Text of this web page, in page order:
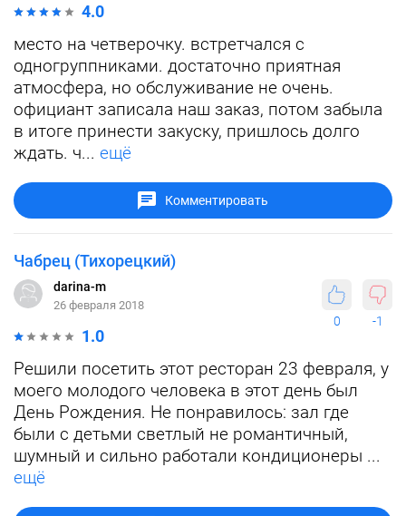
4.0
место на четверочку. встретчался с
одногруппниками. достаточно приятная
атмосфера, но обслуживание не очень.
официант записала наш заказ, потом забыла
в итоге принести закуску, пришлось долго
ждать. ч... ещё
Комментировать
Чабрец (Тихорецкий)
0 -1
darina-m
26 февраля 2018
1.0
Решили посетить этот ресторан 23 февраля, у
моего молодого человека в этот день был
День Рождения. Не понравилось: зал где
были с детьми светлый не романтичный,
шумный и сильно работали кондиционеры ...
ещё